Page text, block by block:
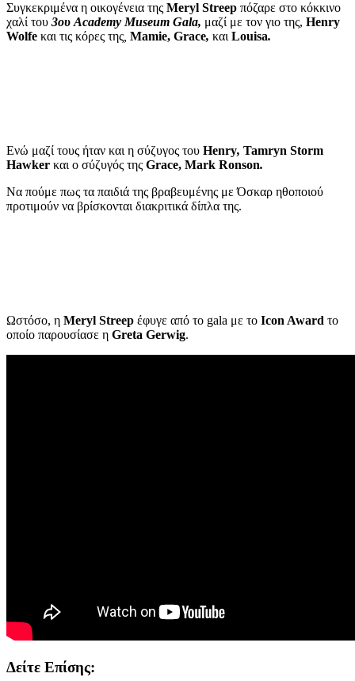
Συγκεκριμένα η οικογένεια της Meryl Streep πόζαρε στο κόκκινο
χαλί του 3ου Academy Museum Gala, μαζί με τον γιο της, Henry
Wolfe και τις κόρες της Mamie, Grace, και Louisa.
Ενώ μαζί τους ήταν και η σύζυγος του Henry, Tamryn Storm
Hawker και ο σύζυγός της Grace, Mark Ronson.
Να πούμε πως τα παιδιά της βραβευμένης με Όσκαρ ηθοποιού
προτιμούν να βρίσκονται διακριτικά δίπλα της.
Ωστόσο, η Meryl Streep έφυγε από το gala με το Icon Award το
οποίο παρουσίασε η Greta Gerwig.
Δείτε Επίσης: